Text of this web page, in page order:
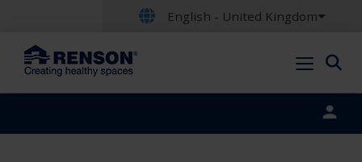
English - United Kingdom